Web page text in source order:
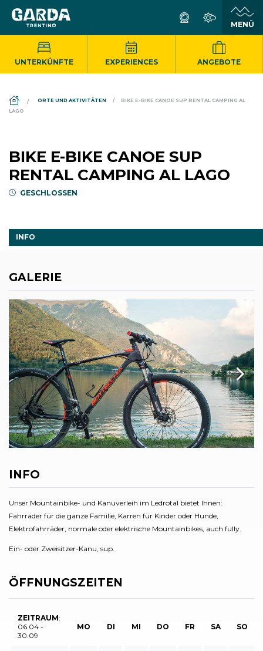
UNTERKÜNFTE EXPERIENCES ANGEBOTE
ORTE UND AKTIVITÄTEN
BIKE E-BIKE CANOE SUP RENTAL CAMPING AL
LAGO
BIKE E-BIKE CANOE SUP
RENTAL CAMPING AL LAGO
GESCHLOSSEN
INFO
GALERIE
INFO
Unser Mountainbike- und Kanuverleih im Ledrotal bietet Ihnen:
Fahrräder für die ganze Familie, Karren für Kinder oder Hunde,
Elektrofahrräder, normale oder elektrische Mountainbikes, auch fully.
Ein- oder Zweisitzer-Kanu, sup.
ÖFFNUNGSZEITEN
ZEITRAUM:
06.04 -
30.09
MO DI MI DO FR SA SO